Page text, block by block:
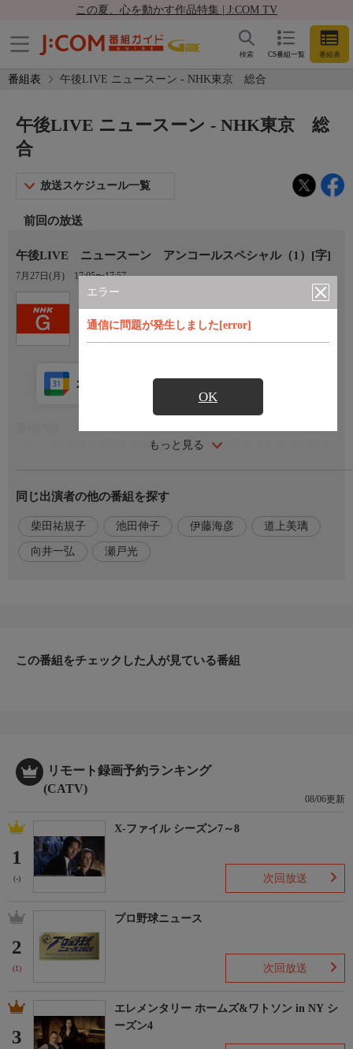
この夏、心を動かす作品特集 | J:COM TV
CS番組一覧 番組表
検索
番組表 午後LIVE ニュースーン - NHK東京 総合
エラー
通信に問題が発生しました[error]
OK
午後LIVE ニュースーン - NHK東京 総
合
放送スケジュール一覧
前回の放送
午後LIVE ニュースーン アンコールスペシャル（1）[字]
7月27日(月) 17:05〜17:57
もっと見る
カレンダー登録 アプリ視聴
ことし4月以降に放送し反響の大きかった企画をまとめてお届け
おきレシピが登場▽昭和の熱狂を再び！RCカーに夢中になる大
人たち▽毎日が充実！手書きで楽しむ交換日記
出演者
同じ出演者の他の番組を探す
柴田祐規子 池田伸子 伊藤海彦 道上美璃
向井一弘 瀬戸光
この番組をチェックした人が見ている番組
リモート録画予約ランキング
(CATV)
08/06更新
1
(-)
X-ファイル シーズン7～8
次回放送
2
(1)
プロ野球ニュース
次回放送
3
エレメンタリー ホームズ&ワトソン in NY シ
ーズン4